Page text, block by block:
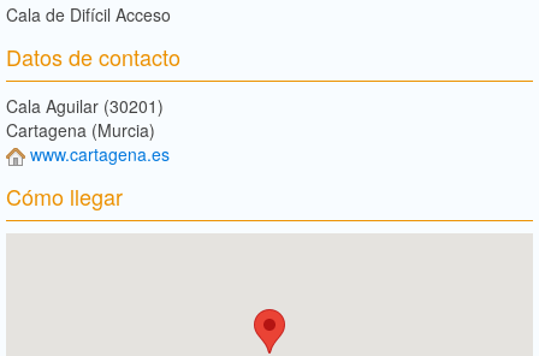
Cala de Difícil Acceso
Datos de contacto
Cala Aguilar (30201)
Cartagena (Murcia)
www.cartagena.es
Cómo llegar